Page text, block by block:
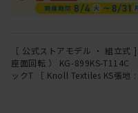
［ 公式ストアモデル ・ 組立
座面回転 ） KG-899KS-
ックT ［ Knoll Textiles KS張地